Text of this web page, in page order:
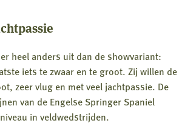
heel anders uit dan de showvariant:
iets te zwaar en te groot. Zij willen de
zeer vlug en met veel jachtpassie. De
van de Engelse Springer Spaniel
in veldwedstrijden.